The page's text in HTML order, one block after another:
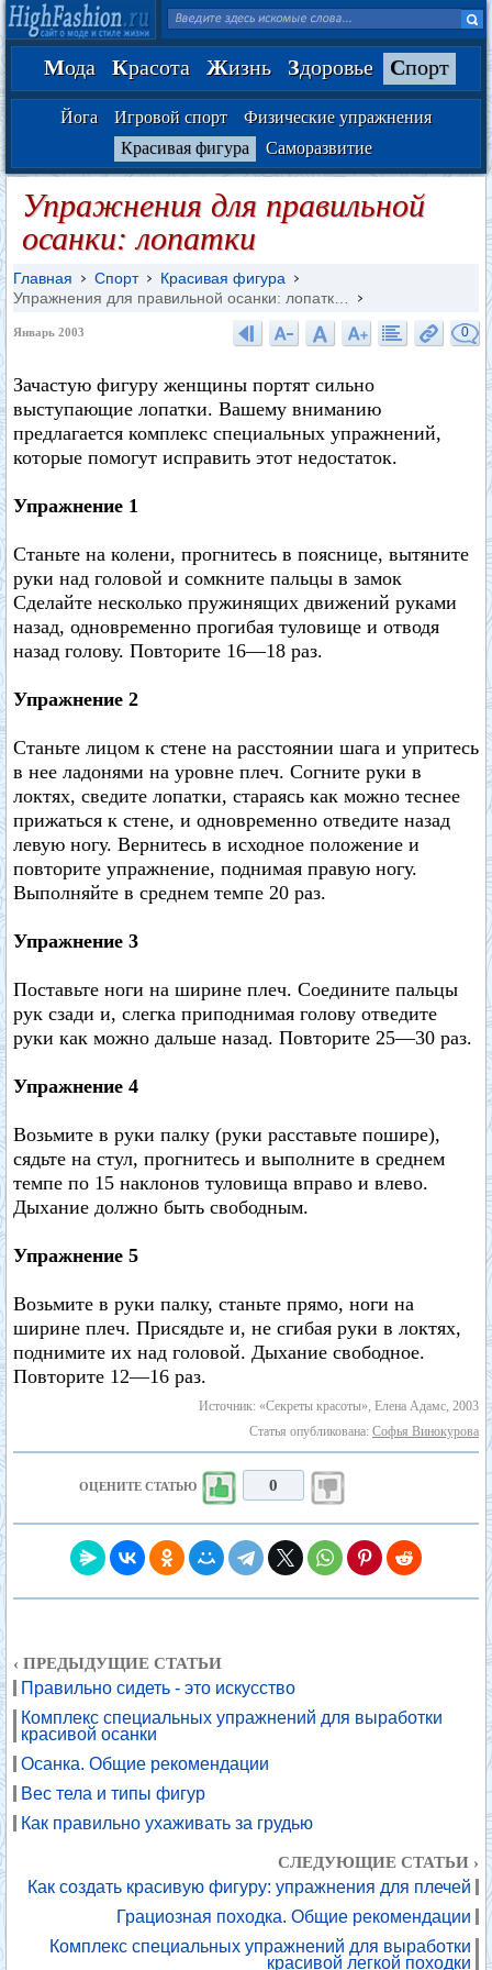
Мода Красота Жизнь Здоровье Спорт
Йога Игровой спорт
Физические упражнения
Красивая фигура
Саморазвитие
Упражнения для правильной
осанки: лопатки
Главная Спорт
Красивая фигура
Упражнения для правильной осанки: лопатк…
Январь 2003 0
Зачастую фигуру женщины портят сильно
выступающие лопатки. Вашему вниманию
предлагается комплекс специальных упражнений,
которые помогут исправить этот недостаток.
Упражнение 1
Станьте на колени, прогнитесь в пояснице, вытяните
руки над головой и сомкните пальцы в замок
Сделайте несколько пружинящих движений руками
назад, одновременно прогибая туловище и отводя
назад голову. Повторите 16—18 раз.
Упражнение 2
Станьте лицом к стене на расстоянии шага и упритесь
в нее ладонями на уровне плеч. Согните руки в
локтях, сведите лопатки, стараясь как можно теснее
прижаться к стене, и одновременно отведите назад
левую ногу. Вернитесь в исходное положение и
повторите упражнение, поднимая правую ногу.
Выполняйте в среднем темпе 20 раз.
Упражнение 3
Поставьте ноги на ширине плеч. Соедините пальцы
рук сзади и, слегка приподнимая голову отведите
руки как можно дальше назад. Повторите 25—30 раз.
Упражнение 4
Возьмите в руки палку (руки расставьте пошире),
сядьте на стул, прогнитесь и выполните в среднем
темпе по 15 наклонов туловища вправо и влево.
Дыхание должно быть свободным.
Упражнение 5
Возьмите в руки палку, станьте прямо, ноги на
ширине плеч. Присядьте и, не сгибая руки в локтях,
поднимите их над головой. Дыхание свободное.
Повторите 12—16 раз.
Источник: «Секреты красоты», Елена Адамс, 2003
Статья опубликована: Софья Винокурова
ОЦЕНИТЕ СТАТЬЮ 0
‹ ПРЕДЫДУЩИЕ СТАТЬИ
Правильно сидеть - это искусство
Комплекс специальных упражнений для выработки
красивой осанки
Осанка. Общие рекомендации
Вес тела и типы фигур
Как правильно ухаживать за грудью
СЛЕДУЮЩИЕ СТАТЬИ ›
Как создать красивую фигуру: упражнения для плечей
Грациозная походка. Общие рекомендации
Комплекс специальных упражнений для выработки
красивой легкой походки